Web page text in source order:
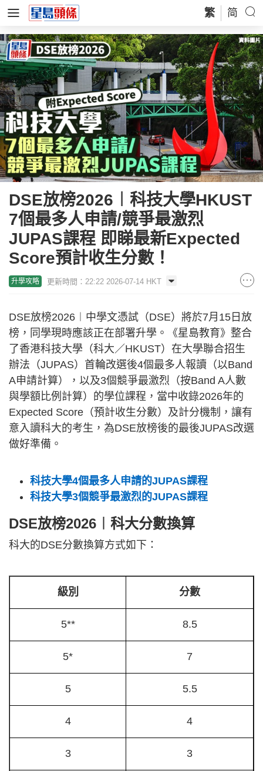
繁 简
DSE放榜2026︱科技大學HKUST
7個最多人申請/競爭最激烈
JUPAS課程 即睇最新Expected
Score預計收生分數！
升學攻略 更新時間：22:22 2026-07-14 HKT
DSE放榜2026︱中學文憑試（DSE）將於7月15日放
榜，同學現時應該正在部署升學。《星島教育》整合
了香港科技大學（科大／HKUST）在大學聯合招生
辦法（JUPAS）首輪改選後4個最多人報讀（以Band
A申請計算），以及3個競爭最激烈（按Band A人數
與學額比例計算）的學位課程，當中收錄2026年的
Expected Score（預計收生分數）及計分機制，讓有
意入讀科大的考生，為DSE放榜後的最後JUPAS改選
做好準備。
科技大學4個最多人申請的JUPAS課程
科技大學3個競爭最激烈的JUPAS課程
DSE放榜2026︱科大分數換算
科大的DSE分數換算方式如下：
級別 分數
5** 8.5
5* 7
5 5.5
4 4
3 3